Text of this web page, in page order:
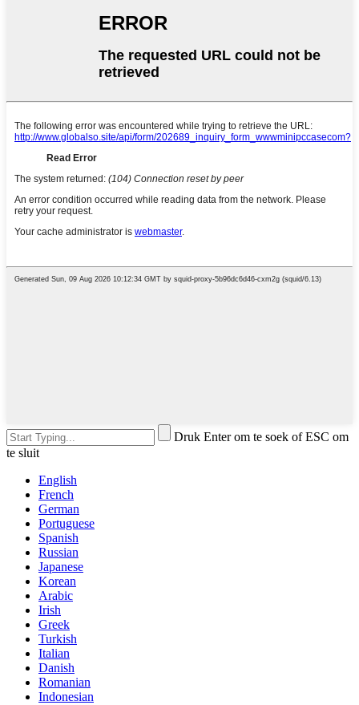
Druk Enter om te soek of ESC om
te sluit
English
French
German
Portuguese
Spanish
Russian
Japanese
Korean
Arabic
Irish
Greek
Turkish
Italian
Danish
Romanian
Indonesian